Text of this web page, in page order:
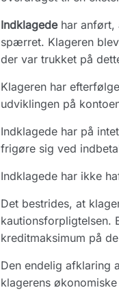
Indklagedehar anført,
spærret. Klageren
der var trukket på
Klageren har
udviklingen på
Indklagede har på
frigøre sig ved
Indklagede har ikke
Det bestrides, at
kautionsforpligtelsen.
kreditmaksimum på
Den endelig afklaring
klagerens